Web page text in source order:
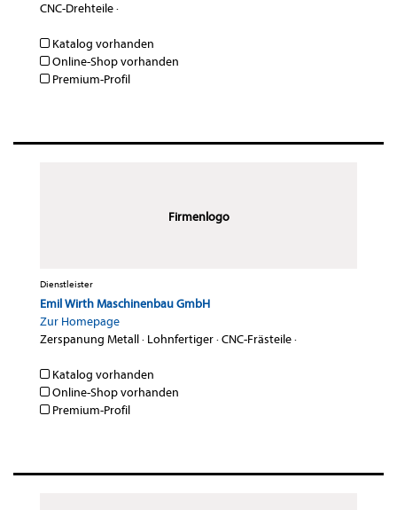
CNC-Drehteile·
Katalog vorhanden
Online-Shop vorhanden
Premium-Profil
Firmenlogo
Dienstleister
Emil Wirth Maschinenbau GmbH
Zur Homepage
Zerspanung Metall· Lohnfertiger·CNC-Frästeile·
Katalog vorhanden
Online-Shop vorhanden
Premium-Profil